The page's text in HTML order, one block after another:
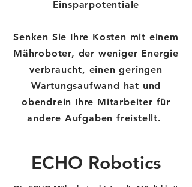
Einsparpotentiale
Senken Sie Ihre Kosten mit einem
Mähroboter, der weniger Energie
verbraucht, einen geringen
Wartungsaufwand hat und
obendrein Ihre Mitarbeiter für
andere Aufgaben freistellt.
ECHO Robotics